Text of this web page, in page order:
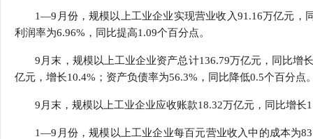
1—9月份，规模以上工业企业实现营业收入91.16万亿元，
利润率为6.96%，同比提高1.09个百分点。
9月末，规模以上工业企业资产总计136.79万亿元，同比增
亿元，增长10.4%；资产负债率为56.3%，同比降低0.5个百分点
9月末，规模以上工业企业应收账款18.32万亿元，同比增长
1—9月份，规模以上工业企业每百元营业收入中的成本为